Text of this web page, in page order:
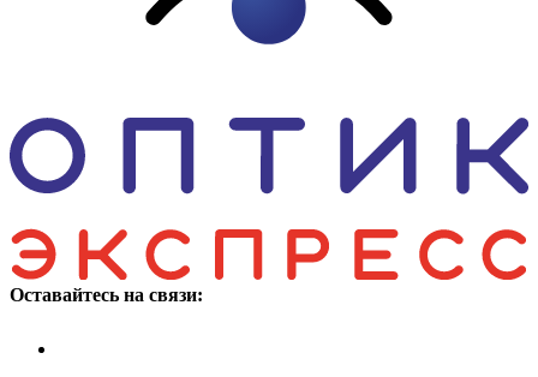
Оставайтесь на связи: